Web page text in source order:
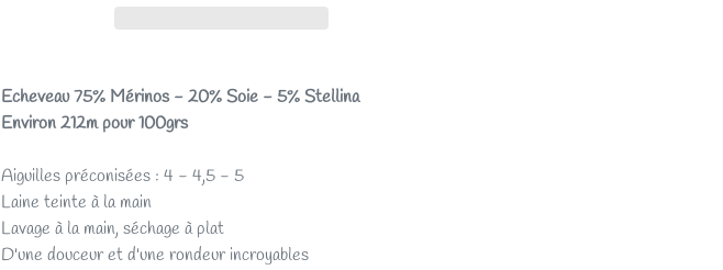
Echeveau 75% Mérinos - 20% Soie - 5% Stellina
Environ 212m pour 100grs
Aiguilles préconisées : 4 - 4,5 - 5
Laine teinte à la main
Lavage à la main, séchage à plat
D'une douceur et d'une rondeur incroyables